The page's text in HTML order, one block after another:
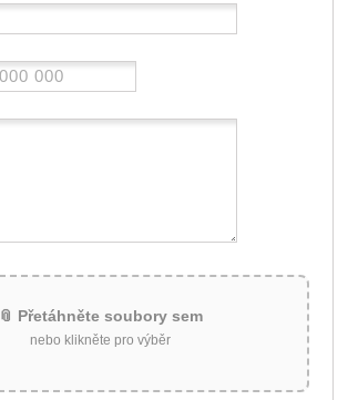
📎 Přetáhněte soubory sem
nebo klikněte pro výběr